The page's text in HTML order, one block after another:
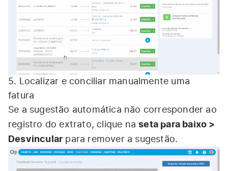
5. Localizar e conciliar manualmente uma
fatura
Se a sugestão automática não corresponder ao
registro do extrato, clique naseta para baixo >
Desvincular para remover a sugestão.